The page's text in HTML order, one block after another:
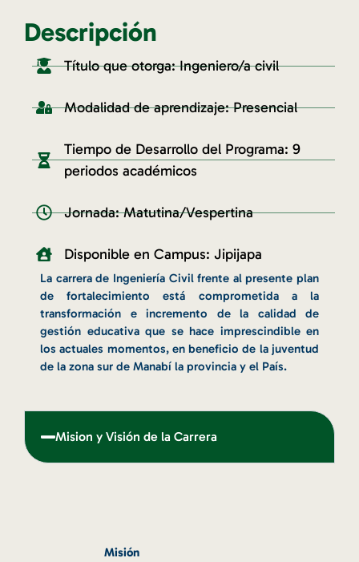
Descripción
Título que otorga: Ingeniero/a civil
Modalidad de aprendizaje: Presencial
Tiempo de Desarrollo del Programa: 9
periodos académicos
Jornada: Matutina/Vespertina
Disponible en Campus: Jipijapa
La carrera de Ingeniería Civil frente al presente plan
de fortalecimiento está comprometida a la
transformación e incremento de la calidad de
gestión educativa que se hace imprescindible en
los actuales momentos, en beneficio de la juventud
de la zona sur de Manabí la provincia y el País.
Mision y Visión de la Carrera
Misión